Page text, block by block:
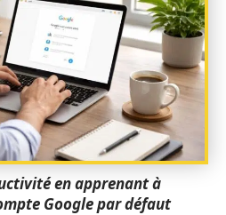
en apprenant à
Google par défaut